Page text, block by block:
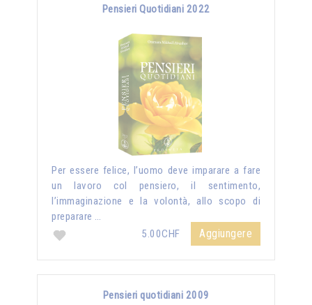
Pensieri Quotidiani 2022
Per essere felice, l’uomo deve imparare a fare
un lavoro col pensiero, il sentimento,
l’immaginazione e la volontà, allo scopo di
preparare …
5.00CHF
Aggiungere
Pensieri quotidiani 2009